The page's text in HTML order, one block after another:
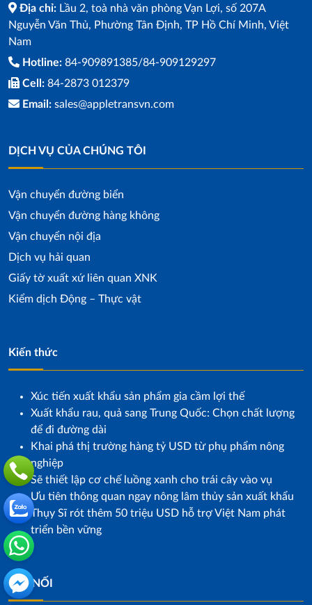
Địa chỉ: Lầu 2, toà nhà văn phòng Vạn Lợi, số 207A
Nguyễn Văn Thủ, Phường Tân Định, TP Hồ Chí Minh, Việt
Nam
Hotline: 84-909891385/84-909129297
Cell: 84-2873 012379
Email: sales@appletransvn.com
DỊCH VỤ CỦA CHÚNG TÔI
Vận chuyển đường biển
Vận chuyển đường hàng không
Vận chuyển nội địa
Dịch vụ hải quan
Giấy tờ xuất xứ liên quan XNK
Kiểm dịch Động – Thực vật
Kiến thức
Xúc tiến xuất khẩu sản phẩm gia cầm lợi thế
Xuất khẩu rau, quả sang Trung Quốc: Chọn chất lượng
để đi đường dài
Khai phá thị trường hàng tỷ USD từ phụ phẩm nông
nghiệp
Sẽ thiết lập cơ chế luồng xanh cho trái cây vào vụ
Ưu tiên thông quan ngay nông lâm thủy sản xuất khẩu
Thụy Sĩ rót thêm 50 triệu USD hỗ trợ Việt Nam phát
triển bền vững
KẾT NỐI